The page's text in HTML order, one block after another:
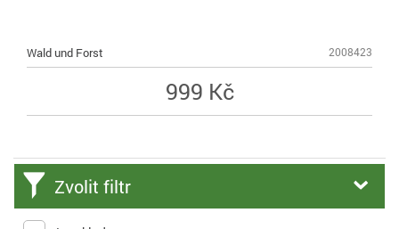
Wald und Forst 2008423
999 Kč
Zvolit filtr